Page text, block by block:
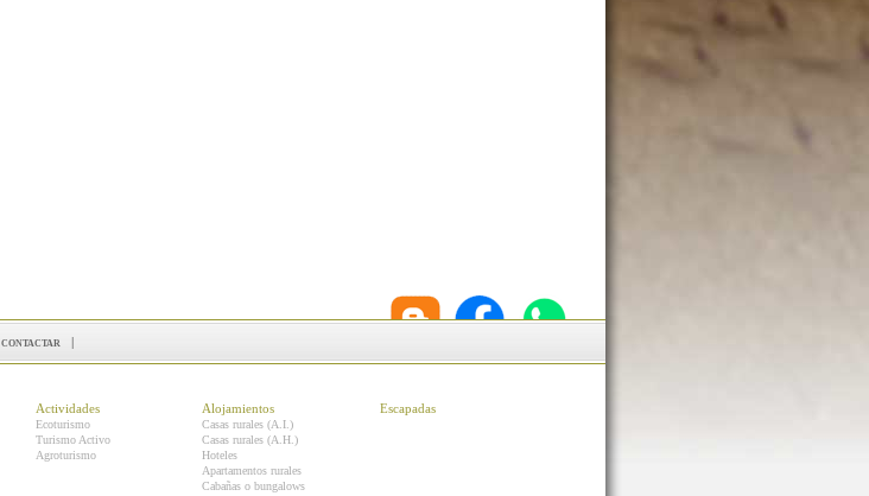
contactar |
Actividades
Ecoturismo
Turismo Activo
Agroturismo
Alojamientos
Casas rurales (A.I.)
Casas rurales (A.H.)
Hoteles
Apartamentos rurales
Cabañas o bungalows
Escapadas